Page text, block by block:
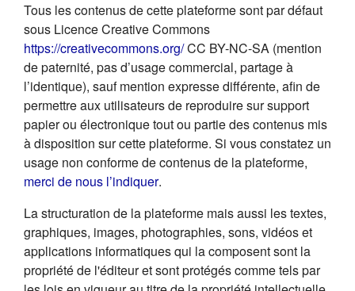
Tous les contenus de cette plateforme sont par défaut
sous Licence Creative Commons
https://creativecommons.org/(s'ouvre dans un nouvel
CC BY-NC-SA (mention
de paternité, pas d’usage commercial, partage à
l’identique), sauf mention expresse différente, afin de
permettre aux utilisateurs de reproduire sur support
papier ou électronique tout ou partie des contenus mis
à disposition sur cette plateforme. Si vous constatez un
usage non conforme de contenus de la plateforme,
merci de nous l’indiquer(s'ouvre dans un nouvel onglet)
.
La structuration de la plateforme mais aussi les textes,
graphiques, images, photographies, sons, vidéos et
applications informatiques qui la composent sont la
propriété de l'éditeur et sont protégés comme tels par